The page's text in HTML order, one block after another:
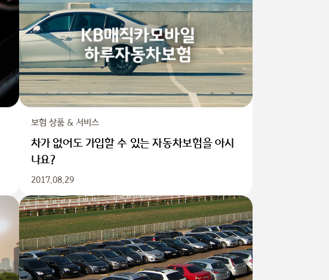
보험 상품 & 서비스
차가 없어도 가입할 수 있는 자동차보험을 아시
나요?
2017.08.29